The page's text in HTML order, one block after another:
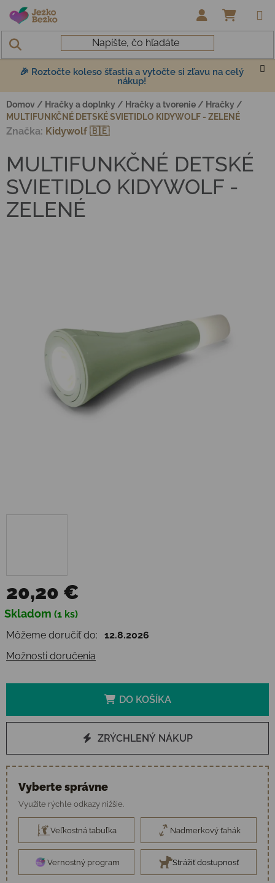
Prejsť na obsah
🎉 Roztočte koleso šťastia a vytočte si zľavu na celý
nákup!
Domov / Hračky a doplnky / Hračky a tvorenie / Hračky /
MULTIFUNKČNÉ DETSKÉ SVIETIDLO KIDYWOLF - ZELENÉ
20,20 €
Jednotková cena:
Skladom (1 ks)
Môžeme doručiť do:
12.8.2026
Možnosti doručenia
DO KOŠÍKA
ZRÝCHLENÝ NÁKUP
Vyberte správne
Využite rýchle odkazy nižšie.
Veľkostná tabuľka Nadmerkový ťahák
Vernostný program Strážiť dostupnosť
MULTIFUNKČNÉ DETSKÉ
SVIETIDLO KIDYWOLF -
ZELENÉ
Značka: Kidywolf 🇧🇪